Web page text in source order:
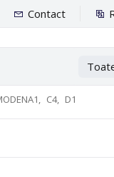
Contact
C4, D1